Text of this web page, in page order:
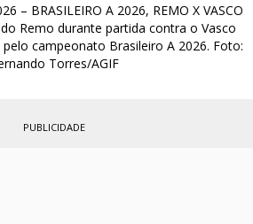
– BRASILEIRO A 2026, REMO X VASCO
Remo durante partida contra o Vasco
campeonato Brasileiro A 2026. Foto:
Torres/AGIF
PUBLICIDADE